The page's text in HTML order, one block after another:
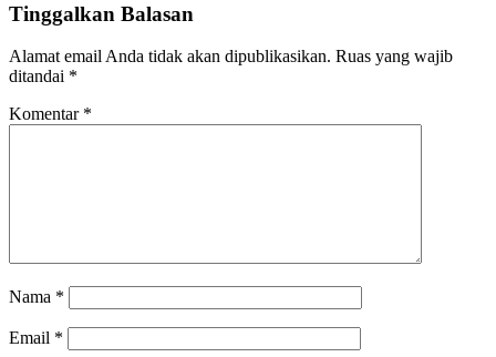
Tinggalkan Balasan
Alamat email Anda tidak akan dipublikasikan. Ruas yang wajib
ditandai *
Komentar *
Nama *
Email *